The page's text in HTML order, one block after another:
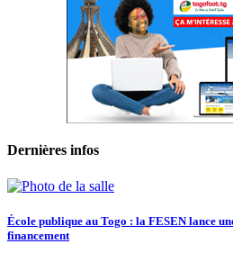
Dernières infos
École publique au Togo : la FESEN lance
financement